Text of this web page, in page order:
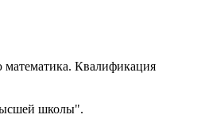
математика. Квалификация
школы".